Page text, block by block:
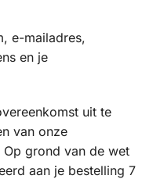
e-mailadres,
en je
uit te
van onze
grond van de wet
aan je bestelling 7